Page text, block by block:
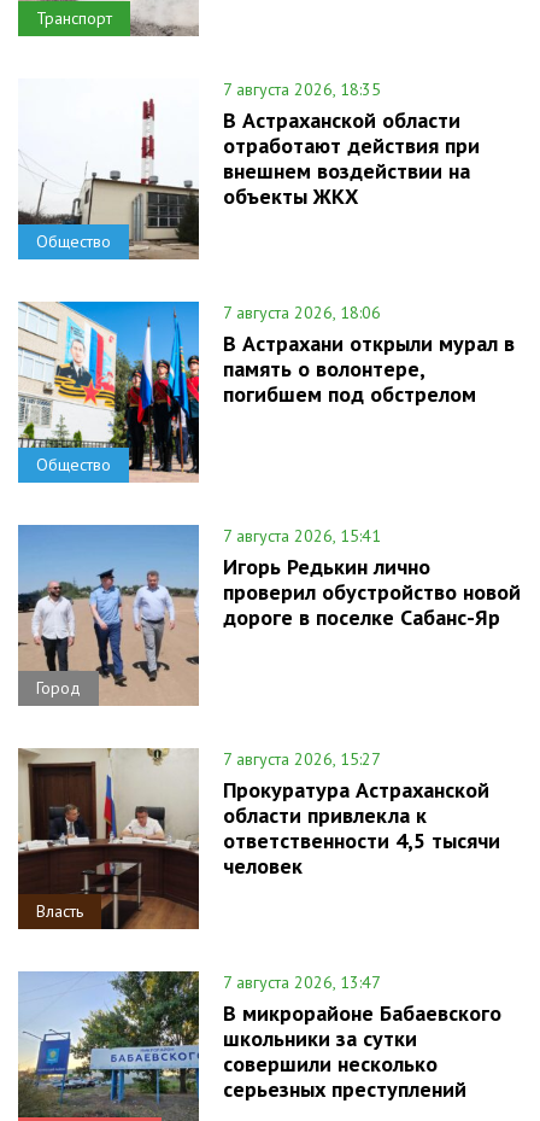
Транспорт
Общество
7 августа 2026, 18:35
В Астраханской области
отработают действия при
внешнем воздействии на
объекты ЖКХ
Общество
7 августа 2026, 18:06
В Астрахани открыли мурал в
память о волонтере,
погибшем под обстрелом
Город
7 августа 2026, 15:41
Игорь Редькин лично
проверил обустройство новой
дороге в поселке Сабанс-Яр
Власть
7 августа 2026, 15:27
Прокуратура Астраханской
области привлекла к
ответственности 4,5 тысячи
человек
7 августа 2026, 13:47
В микрорайоне Бабаевского
школьники за сутки
совершили несколько
серьезных преступлений